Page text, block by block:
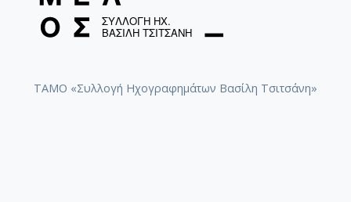
ΤΑΜΟ «Συλλογή Ηχογραφημάτων Βασίλη Τσιτσάνη»